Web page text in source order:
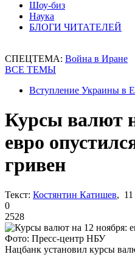
Шоу-биз
Наука
БЛОГИ ЧИТАТЕЛЕЙ
СПЕЦТЕМА: Война в Иране
ВСЕ ТЕМЫ
Вступление Украины в
Курсы валют
евро
гривен
Текст: Костянтин Катишев, 11
0
2528
Фото: Пресс-центр НБУ
Нацбанк установил курсы